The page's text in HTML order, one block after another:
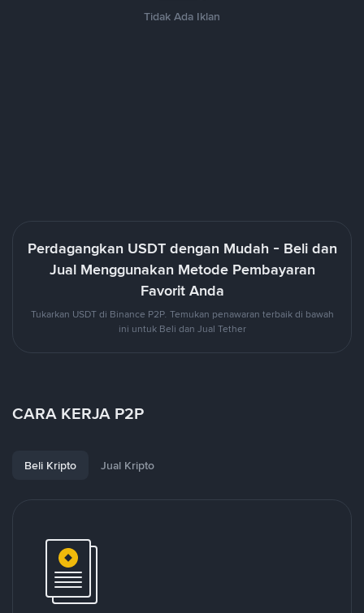
Tidak Ada Iklan
Perdagangkan USDT dengan Mudah - Beli dan
Jual Menggunakan Metode Pembayaran
Favorit Anda
Tukarkan USDT di Binance P2P. Temukan penawaran terbaik di bawah
ini untuk Beli dan Jual Tether
CARA KERJA P2P
Beli Kripto Jual Kripto